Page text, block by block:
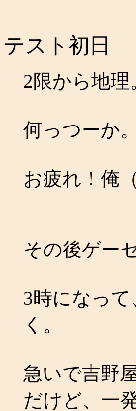
テスト初日
2限から地理
何っつーか。
お疲れ！俺（
その後ゲー
3時になっ
く。
急いで吉野
だけど、一